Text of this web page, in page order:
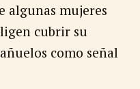
algunas mujeres
cubrir su
como señal